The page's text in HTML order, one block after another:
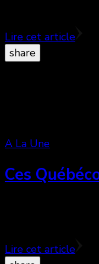
Lire cet article
share
A La Une
Ces
Lire cet article